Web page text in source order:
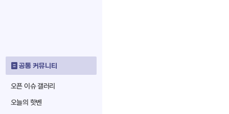
공통 커뮤니티
오픈 이슈 갤러리
오늘의 핫벤